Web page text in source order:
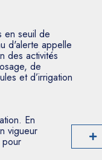
en seuil de
d'alerte appelle
des activités
de
et d’irrigation
En
vigueur